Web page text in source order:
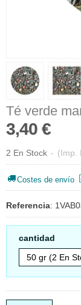
Té verde
3,40 €
2 En Stock - (Imp.
Costes de envío
Referencia:
cantidad